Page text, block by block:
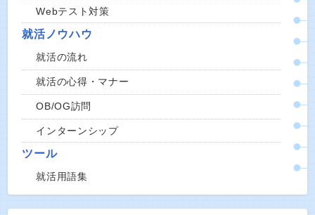
Webテスト対策
就活ノウハウ
就活の流れ
就活の心得・マナー
OB/OG訪問
インターンシップ
ツール
就活用語集